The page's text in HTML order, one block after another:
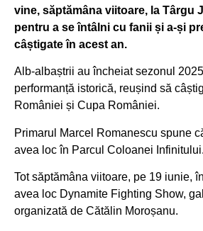
vine, săptămâna viitoare, la Târgu
pentru a se întâlni cu fanii și a-și
câștigate în acest an.
Alb-albaștrii au încheiat sezonul
performanță istorică, reușind să
României și Cupa României.
Primarul Marcel Romanescu spune
avea loc în Parcul Coloanei Infinitului.
Tot săptămâna viitoare, pe 19 iunie,
avea loc Dynamite Fighting Show,
organizată de Cătălin Moroșanu.